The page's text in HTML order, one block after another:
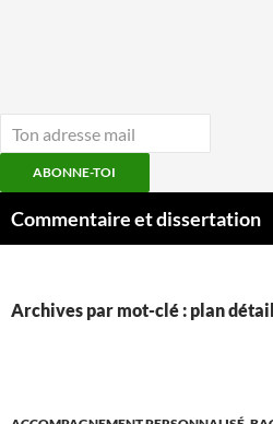
ABONNE-TOI
auCommentaire et dissertation
Archives par mot-clé : plan